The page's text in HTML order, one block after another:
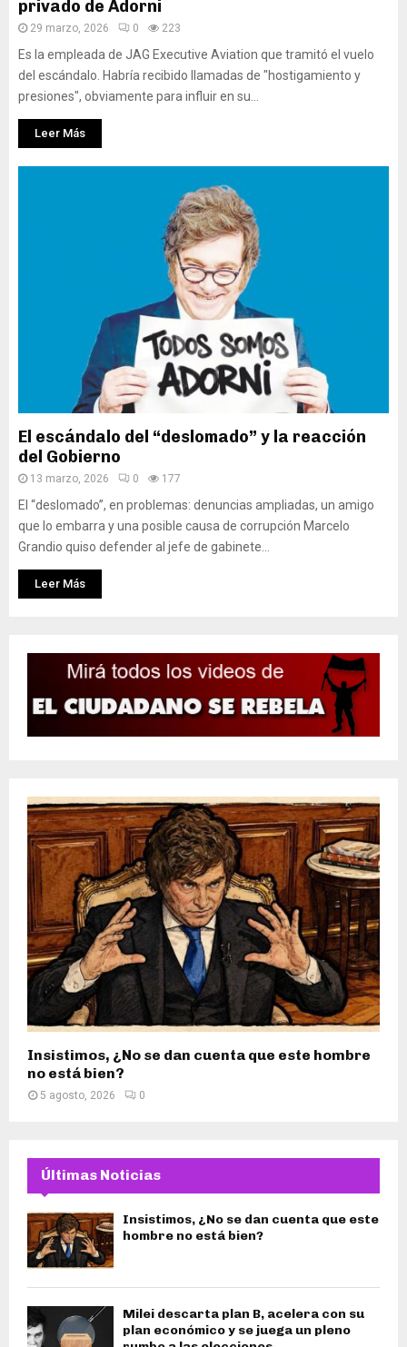
privado de Adorni
29 marzo, 2026 0 223
Es la empleada de JAG Executive Aviation que tramitó el vuelo
del escándalo. Habría recibido llamadas de "hostigamiento y
presiones", obviamente para influir en su...
Leer Más
El escándalo del “deslomado” y la reacción
del Gobierno
13 marzo, 2026 0 177
El “deslomado”, en problemas: denuncias ampliadas, un amigo
que lo embarra y una posible causa de corrupción Marcelo
Grandio quiso defender al jefe de gabinete...
Leer Más
Insistimos, ¿No se dan cuenta que este hombre
no está bien?
5 agosto, 2026 0
Últimas Noticias
Insistimos, ¿No se dan cuenta que este
hombre no está bien?
Milei descarta plan B, acelera con su
plan económico y se juega un pleno